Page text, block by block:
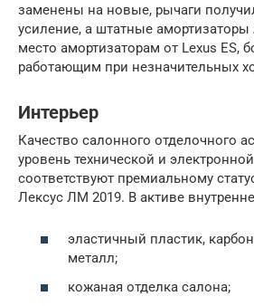
заменены на новые, рычаги
усиление, а штатные амортизаторы
место амортизаторам от Lexus ES,
работающим при незначительных
Интерьер
Качество салонного отделочного
уровень технической и
соответствуют премиальному
Лексус ЛМ 2019. В активе
эластичный пластик,
металл;
кожаная отделка салона;